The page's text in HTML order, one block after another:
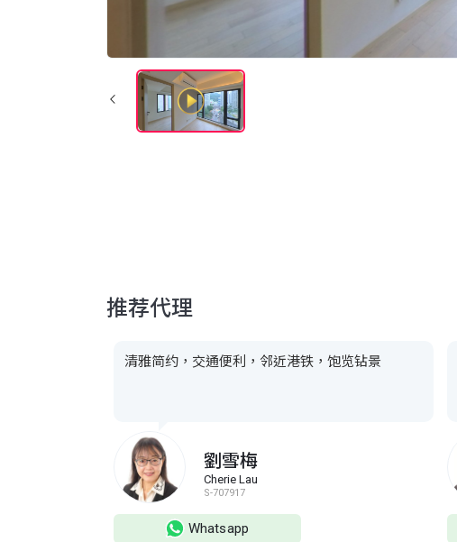
推荐代理
清雅简约，交通便利，邻近港铁，饱览钻景
劉雪梅
Cherie Lau
S-707917
Whatsapp